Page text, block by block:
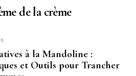
de la crème
à la Mandoline :
et Outils pour Trancher